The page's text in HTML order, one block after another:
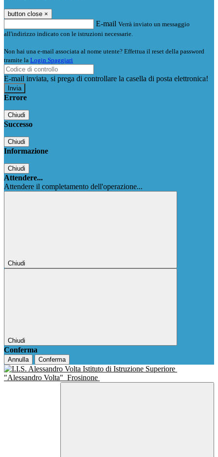
button close ×
E-mail Verrà inviato un messaggio
all'indirizzo indicato con le istruzioni necessarie.
Non hai una e-mail associata al nome utente? Effettua il reset della password
tramite la Login Spaggiari
E-mail inviata, si prega di controllare la casella di posta elettronica!
Errore
Chiudi
Successo
Chiudi
Informazione
Chiudi
Attendere...
Attendere il completamento dell'operazione...
Chiudi
Chiudi
Conferma
Annulla Conferma
Istituto di Istruzione Superiore
"Alessandro Volta" Frosinone